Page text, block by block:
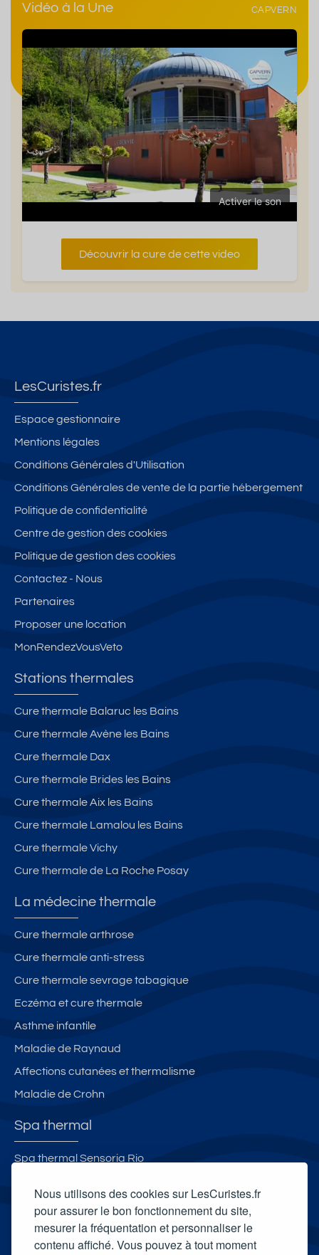
Nous utilisons des cookies sur LesCuristes.fr
pour assurer le bon fonctionnement du site,
mesurer la fréquentation et personnaliser le
contenu affiché. Vous pouvez à tout moment
Vidéo à la Une CAPVERN
Activer le son
Découvrir la cure de cette video
LesCuristes.fr
Espace gestionnaire
Mentions légales
Conditions Générales d'Utilisation
Conditions Générales de vente de la partie hébergement
Politique de confidentialité
Centre de gestion des cookies
Politique de gestion des cookies
Contactez - Nous
Partenaires
Proposer une location
MonRendezVousVeto
Stations thermales
Cure thermale Balaruc les Bains
Cure thermale Avène les Bains
Cure thermale Dax
Cure thermale Brides les Bains
Cure thermale Aix les Bains
Cure thermale Lamalou les Bains
Cure thermale Vichy
Cure thermale de La Roche Posay
La médecine thermale
Cure thermale arthrose
Cure thermale anti-stress
Cure thermale sevrage tabagique
Eczéma et cure thermale
Asthme infantile
Maladie de Raynaud
Affections cutanées et thermalisme
Maladie de Crohn
Spa thermal
Spa thermal Sensoria Rio
Spa thermal des Thermes de Molitg-les-Bains
Carte cadeau spa Vichy